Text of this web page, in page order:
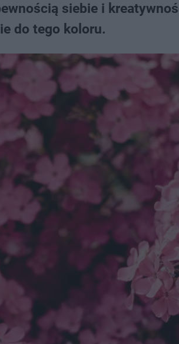
siebie i
do tego koloru.